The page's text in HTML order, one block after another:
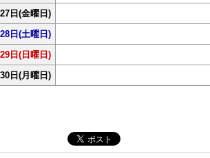
27日 (金曜日)
28日 (土曜日)
29日 (日曜日)
30日 (月曜日)